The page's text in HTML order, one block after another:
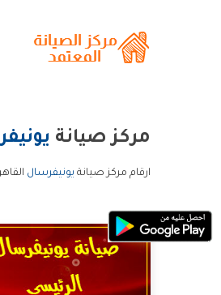
مركز صيانة
ارقام مركز صيانة يونيفرسال